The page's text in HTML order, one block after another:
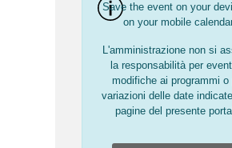
Save the event on your
on your mobile
L'amministrazione non si
la responsabilità per
modifiche ai programmi o
variazioni delle date
pagine del presente